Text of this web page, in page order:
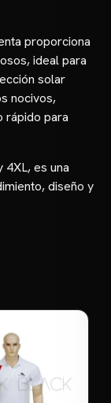
proporciona
ideal para
solar
nocivos,
rápido para
4XL, es una
diseño y